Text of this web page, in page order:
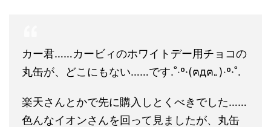
カー君……カービィのホワイトデー用チョコの
丸缶が、どこにもない……です.˚‧º·(ฅдฅ｡)‧º·˚.
楽天さんとかで先に購入しとくべきでした……
色んなイオンさんを回って見ましたが、丸缶